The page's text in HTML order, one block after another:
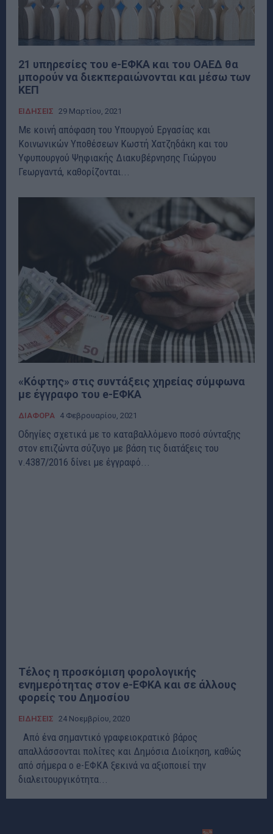
21 υπηρεσίες του e-ΕΦΚΑ και του ΟΑΕΔ θα
μπορούν να διεκπεραιώνονται και μέσω των
ΚΕΠ
ΕΙΔΗΣΕΙΣ 29 Μαρτίου, 2021
Με κοινή απόφαση του Υπουργού Εργασίας και
Κοινωνικών Υποθέσεων Κωστή Χατζηδάκη και του
Υφυπουργού Ψηφιακής Διακυβέρνησης Γιώργου
Γεωργαντά, καθορίζονται...
«Κόφτης» στις συντάξεις χηρείας σύμφωνα
με έγγραφο του e-ΕΦΚΑ
ΔΙΑΦΟΡΑ 4 Φεβρουαρίου, 2021
Οδηγίες σχετικά με το καταβαλλόμενο ποσό σύνταξης
στον επιζώντα σύζυγο με βάση τις διατάξεις του
ν.4387/2016 δίνει με έγγραφό...
Τέλος η προσκόμιση φορολογικής
ενημερότητας στον e-ΕΦΚΑ και σε άλλους
φορείς του Δημοσίου
ΕΙΔΗΣΕΙΣ 24 Νοεμβρίου, 2020
Από ένα σημαντικό γραφειοκρατικό βάρος
απαλλάσσονται πολίτες και Δημόσια Διοίκηση, καθώς
από σήμερα ο e-ΕΦΚΑ ξεκινά να αξιοποιεί την
διαλειτουργικότητα...